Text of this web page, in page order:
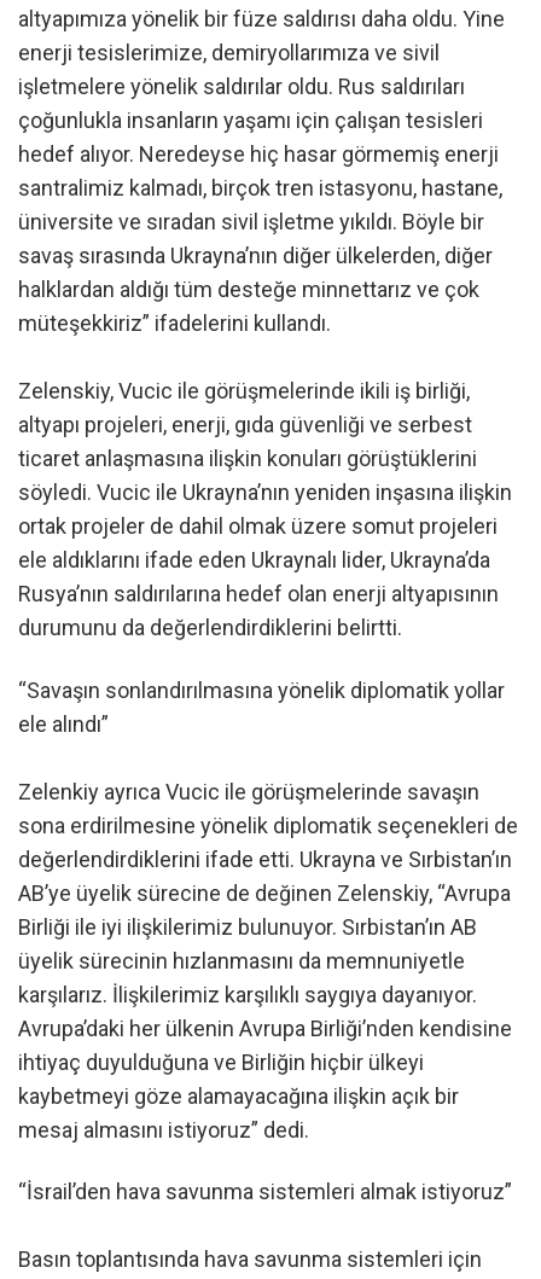
altyapımıza yönelik bir füze saldırısı daha oldu. Yine
enerji tesislerimize, demiryollarımıza ve sivil
işletmelere yönelik saldırılar oldu. Rus saldırıları
çoğunlukla insanların yaşamı için çalışan tesisleri
hedef alıyor. Neredeyse hiç hasar görmemiş enerji
santralimiz kalmadı, birçok tren istasyonu, hastane,
üniversite ve sıradan sivil işletme yıkıldı. Böyle bir
savaş sırasında Ukrayna’nın diğer ülkelerden, diğer
halklardan aldığı tüm desteğe minnettarız ve çok
müteşekkiriz” ifadelerini kullandı.
Zelenskiy, Vucic ile görüşmelerinde ikili iş birliği,
altyapı projeleri, enerji, gıda güvenliği ve serbest
ticaret anlaşmasına ilişkin konuları görüştüklerini
söyledi. Vucic ile Ukrayna’nın yeniden inşasına ilişkin
ortak projeler de dahil olmak üzere somut projeleri
ele aldıklarını ifade eden Ukraynalı lider, Ukrayna’da
Rusya’nın saldırılarına hedef olan enerji altyapısının
durumunu da değerlendirdiklerini belirtti.
“Savaşın sonlandırılmasına yönelik diplomatik yollar
ele alındı”
Zelenkiy ayrıca Vucic ile görüşmelerinde savaşın
sona erdirilmesine yönelik diplomatik seçenekleri de
değerlendirdiklerini ifade etti. Ukrayna ve Sırbistan’ın
AB’ye üyelik sürecine de değinen Zelenskiy, “Avrupa
Birliği ile iyi ilişkilerimiz bulunuyor. Sırbistan’ın AB
üyelik sürecinin hızlanmasını da memnuniyetle
karşılarız. İlişkilerimiz karşılıklı saygıya dayanıyor.
Avrupa’daki her ülkenin Avrupa Birliği’nden kendisine
ihtiyaç duyulduğuna ve Birliğin hiçbir ülkeyi
kaybetmeyi göze alamayacağına ilişkin açık bir
mesaj almasını istiyoruz” dedi.
“İsrail’den hava savunma sistemleri almak istiyoruz”
Basın toplantısında hava savunma sistemleri için